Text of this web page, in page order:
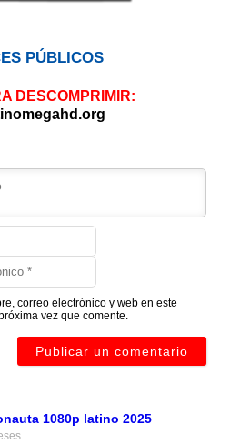
PÚBLICOS
DESCOMPRIMIR:
correo electrónico y web en este
vez que comente.
1080p latino 2025